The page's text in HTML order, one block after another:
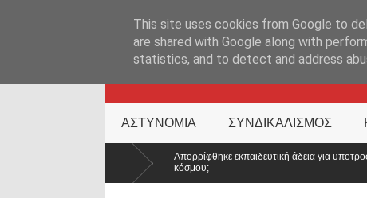
KATEHACKER
ΑΣΤΥΝΟΜΙΑ ΣΥΝΔΙΚΑΛΙΣΜΟΣ
Απορρίφθηκε εκπαιδευτική άδεια για υποτροφία στο Tufts: Ποιο μήνυμα
This site uses cookies from Google to
are shared with Google along with
statistics, and to detect and address